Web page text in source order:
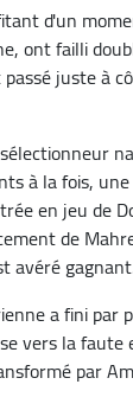
d'un
ont failli
juste à
à la fois,
en jeu de
de
avéré
a fini par
vers la
par